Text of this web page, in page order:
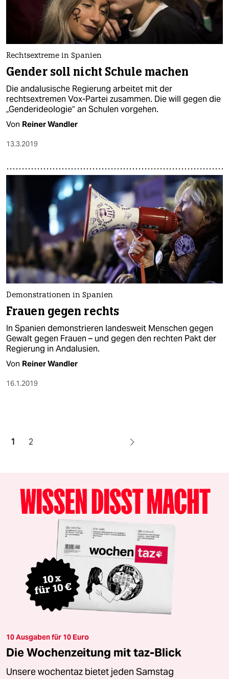
Rechtsextreme in Spanien
Gender soll nicht Schule machen
Die andalusische Regierung arbeitet mit der
rechtsextremen Vox-Partei zusammen. Die will gegen die
„Genderideologie“ an Schulen vorgehen.
Von Reiner Wandler
13.3.2019
Demonstrationen in Spanien
Frauen gegen rechts
In Spanien demonstrieren landesweit Menschen gegen
Gewalt gegen Frauen – und gegen den rechten Pakt der
Regierung in Andalusien.
Von Reiner Wandler
16.1.2019
1 2
10 Ausgaben für 10 Euro
Die Wochenzeitung mit taz-Blick
Unsere wochentaz bietet jeden Samstag